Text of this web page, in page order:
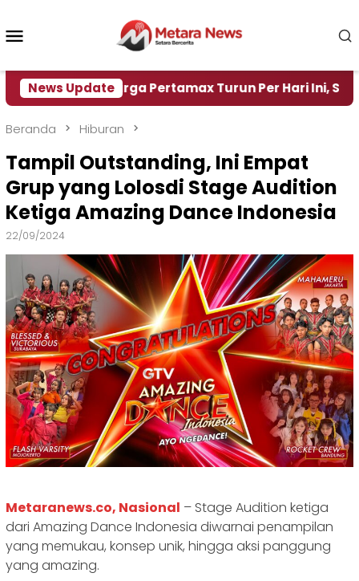
konten
News Update
Harga Pertamax Turun Per Hari Ini, Segini
Beranda Hiburan
Tampil Outstanding, Ini Empat
Grup yang Lolosdi Stage Audition
Ketiga Amazing Dance Indonesia
22/09/2024
Metaranews.co, Nasional – Stage Audition ketiga
dari Amazing Dance Indonesia diwarnai penampilan
yang memukau, konsep unik, hingga aksi panggung
yang amazing.